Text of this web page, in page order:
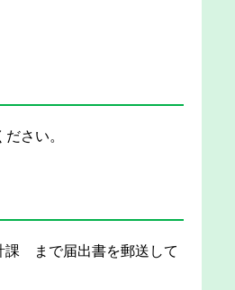
さい。
まで届出書を郵送して